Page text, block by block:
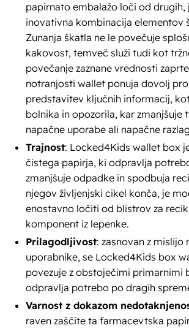
papirnato embalažo loči od drugih,
inovativna kombinacija elementov
Zunanja škatla ne le povečuje
kakovost, temveč služi tudi kot
povečanje zaznane vrednosti
notranjosti wallet ponuja dovolj
predstavitev ključnih informacij,
bolnika in opozorila, kar zmanjšuje
napačne uporabe ali napačne
Trajnost: Locked4Kids wallet box
čistega papirja, ki odpravlja
zmanjšuje odpadke in spodbuja
njegov življenjski cikel konča, je
enostavno ločiti od blistrov za
komponent iz lepenke.
Prilagodljivost: zasnovan z mislijo
uporabnike, se Locked4Kids box
povezuje z obstoječimi primarnimi
odpravlja potrebo po dragih
Varnost z dokazom
raven zaščite ta farmacevtska